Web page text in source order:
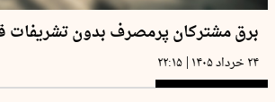
برق مشترکان پرمصرف بدون
۲۴ خرداد ۱۴۰۵ | ۲۲:۱۵